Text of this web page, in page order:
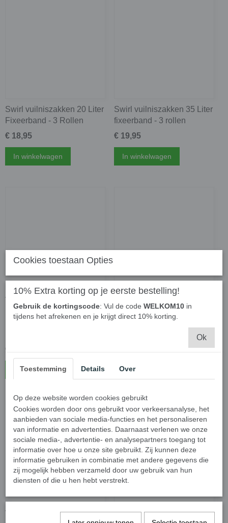
Swirl vuilniszakken 20 Liter
Fixeerband - 3 Rollen
€ 18,95
In winkelwagen
Swirl vuilniszakken 35 Liter
fixeerband - 3 rollen
€ 19,95
In winkelwagen
Vuilniszakken 35 liter
blauwgrijs trekband - 6
rollen
€ 22,95
In winkelwagen
Scheurvast & Lekvrij met
handvatten 35 Liter - 4
In winkelwagen
Vuilniszakken 20 Liter
Swirl vuilniszakken
Cookies toestaan Opties
10% Extra korting op je eerste bestelling!
Gebruik de kortingscode: Vul de code WELKOM10 in
tijdens het afrekenen en je krijgt direct 10% korting.
Ok
Toestemming Details Over
Op deze website worden cookies gebruikt
Cookies worden door ons gebruikt voor verkeersanalyse, het
aanbieden van sociale media-functies en het personaliseren
van informatie en advertenties. Daarnaast verlenen we onze
sociale media-, advertentie- en analysepartners toegang tot
informatie over hoe u onze site gebruikt. Zij kunnen deze
informatie gebruiken in combinatie met andere gegevens die
zij mogelijk hebben verzameld door uw gebruik van hun
diensten of die u hen hebt verstrekt.